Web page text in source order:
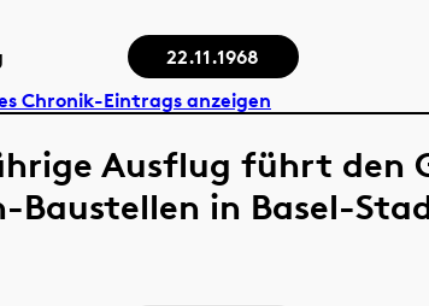
22.11.1968
Chronik-Eintrags anzeigen
Ausflug führt den
Baustellen in Basel-